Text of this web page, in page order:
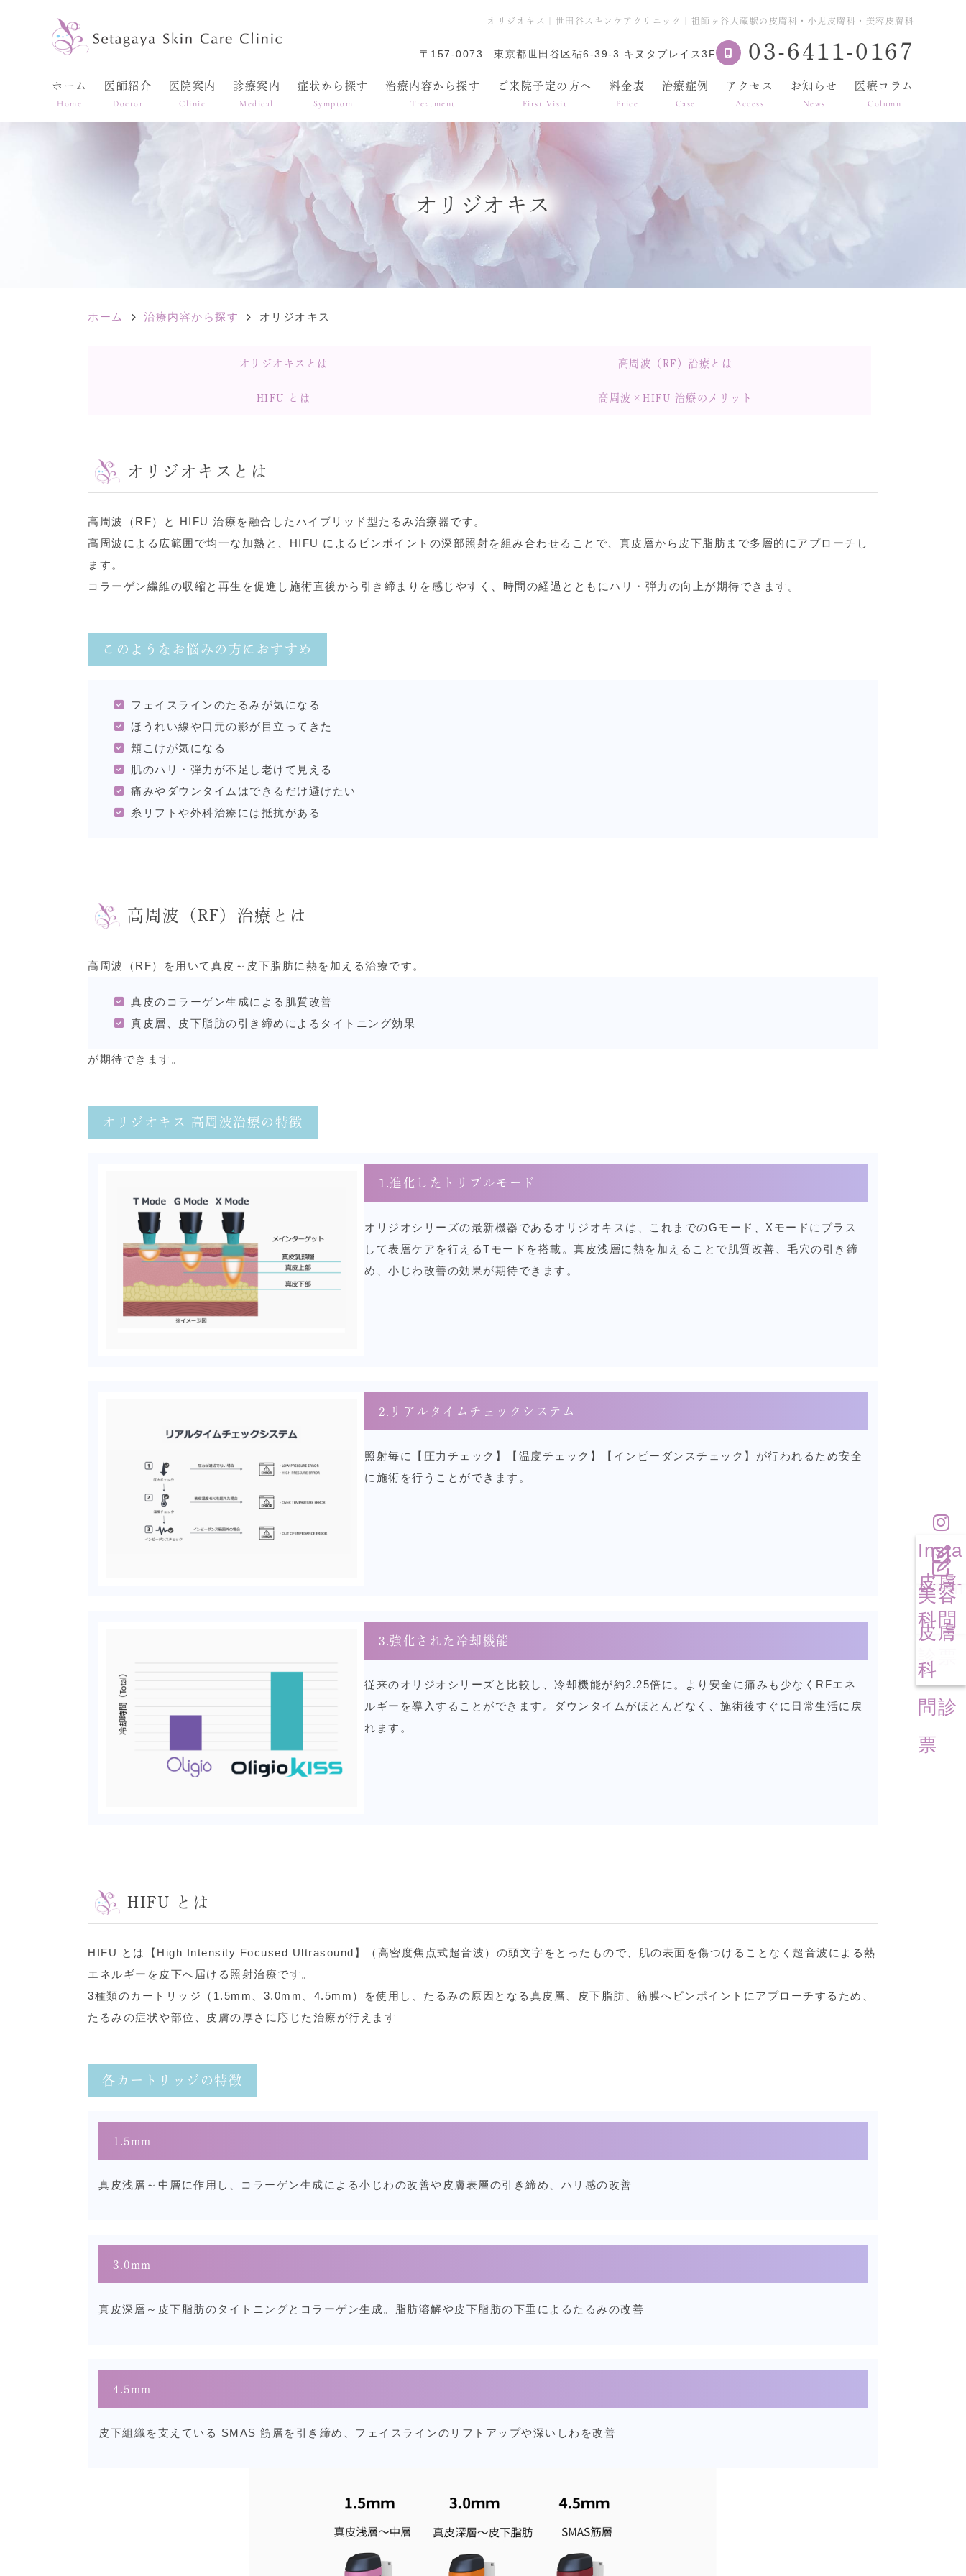
オリジオキス｜世田谷スキンケアクリニック｜祖師ヶ谷大蔵駅の皮膚科・小児皮膚科・美容皮膚科
〒157-0073 東京都世田谷区砧6-39-3 キヌタプレイス3F 03-6411-0167
ホーム
Home
医師紹介
Doctor
医院案内
Clinic
診療案内
Medical
症状から探す
Symptom
治療内容から探す
Treatment
ご来院予定の方へ
First Visit
料金表
Price
治療症例
Case
アクセス
Access
お知らせ
News
医療コラム
Column
Insta
gram
皮膚
科問
診票
美容
皮膚
科
問診
票
オリジオキス
ホーム 治療内容から探す オリジオキス
オリジオキスとは 高周波（RF）治療とは
HIFU とは 高周波×HIFU 治療のメリット
オリジオキスとは
高周波（RF）と HIFU 治療を融合したハイブリッド型たるみ治療器です。
高周波による広範囲で均一な加熱と、HIFU によるピンポイントの深部照射を組み合わせることで、真皮層から皮下脂肪まで多層的にアプローチし
ます。
コラーゲン繊維の収縮と再生を促進し施術直後から引き締まりを感じやすく、時間の経過とともにハリ・弾力の向上が期待できます。
このようなお悩みの方におすすめ
フェイスラインのたるみが気になる
ほうれい線や口元の影が目立ってきた
頬こけが気になる
肌のハリ・弾力が不足し老けて見える
痛みやダウンタイムはできるだけ避けたい
糸リフトや外科治療には抵抗がある
高周波（RF）治療とは
高周波（RF）を用いて真皮～皮下脂肪に熱を加える治療です。
真皮のコラーゲン生成による肌質改善
真皮層、皮下脂肪の引き締めによるタイトニング効果
が期待できます。
オリジオキス 高周波治療の特徴
1.進化したトリプルモード
オリジオシリーズの最新機器であるオリジオキスは、これまでのGモード、Xモードにプラス
して表層ケアを行えるTモードを搭載。真皮浅層に熱を加えることで肌質改善、毛穴の引き締
め、小じわ改善の効果が期待できます。
2.リアルタイムチェックシステム
照射毎に【圧力チェック】【温度チェック】【インピーダンスチェック】が行われるため安全
に施術を行うことができます。
3.強化された冷却機能
従来のオリジオシリーズと比較し、冷却機能が約2.25倍に。より安全に痛みも少なくRFエネ
ルギーを導入することができます。ダウンタイムがほとんどなく、施術後すぐに日常生活に戻
れます。
HIFU とは
HIFU とは【High Intensity Focused Ultrasound】（高密度焦点式超音波）の頭文字をとったもので、肌の表面を傷つけることなく超音波による熱
エネルギーを皮下へ届ける照射治療です。
3種類のカートリッジ（1.5mm、3.0mm、4.5mm）を使用し、たるみの原因となる真皮層、皮下脂肪、筋膜へピンポイントにアプローチするため、
たるみの症状や部位、皮膚の厚さに応じた治療が行えます
各カートリッジの特徴
1.5mm
真皮浅層～中層に作用し、コラーゲン生成による小じわの改善や皮膚表層の引き締め、ハリ感の改善
3.0mm
真皮深層～皮下脂肪のタイトニングとコラーゲン生成。脂肪溶解や皮下脂肪の下垂によるたるみの改善
4.5mm
皮下組織を支えている SMAS 筋層を引き締め、フェイスラインのリフトアップや深いしわを改善